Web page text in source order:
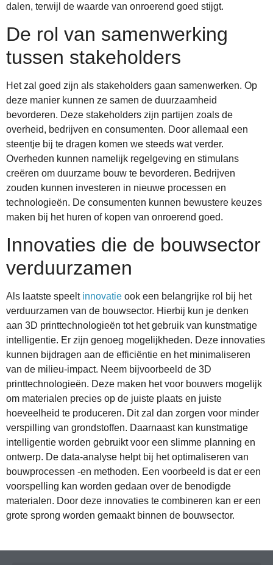
dalen, terwijl de waarde van onroerend goed stijgt.
De rol van samenwerking
tussen stakeholders
Het zal goed zijn als stakeholders gaan samenwerken. Op
deze manier kunnen ze samen de duurzaamheid
bevorderen. Deze stakeholders zijn partijen zoals de
overheid, bedrijven en consumenten. Door allemaal een
steentje bij te dragen komen we steeds wat verder.
Overheden kunnen namelijk regelgeving en stimulans
creëren om duurzame bouw te bevorderen. Bedrijven
zouden kunnen investeren in nieuwe processen en
technologieën. De consumenten kunnen bewustere keuzes
maken bij het huren of kopen van onroerend goed.
Innovaties die de bouwsector
verduurzamen
Als laatste speelt innovatie ook een belangrijke rol bij het
verduurzamen van de bouwsector. Hierbij kun je denken
aan 3D printtechnologieën tot het gebruik van kunstmatige
intelligentie. Er zijn genoeg mogelijkheden. Deze innovaties
kunnen bijdragen aan de efficiëntie en het minimaliseren
van de milieu-impact. Neem bijvoorbeeld de 3D
printtechnologieën. Deze maken het voor bouwers mogelijk
om materialen precies op de juiste plaats en juiste
hoeveelheid te produceren. Dit zal dan zorgen voor minder
verspilling van grondstoffen. Daarnaast kan kunstmatige
intelligentie worden gebruikt voor een slimme planning en
ontwerp. De data-analyse helpt bij het optimaliseren van
bouwprocessen -en methoden. Een voorbeeld is dat er een
voorspelling kan worden gedaan over de benodigde
materialen. Door deze innovaties te combineren kan er een
grote sprong worden gemaakt binnen de bouwsector.